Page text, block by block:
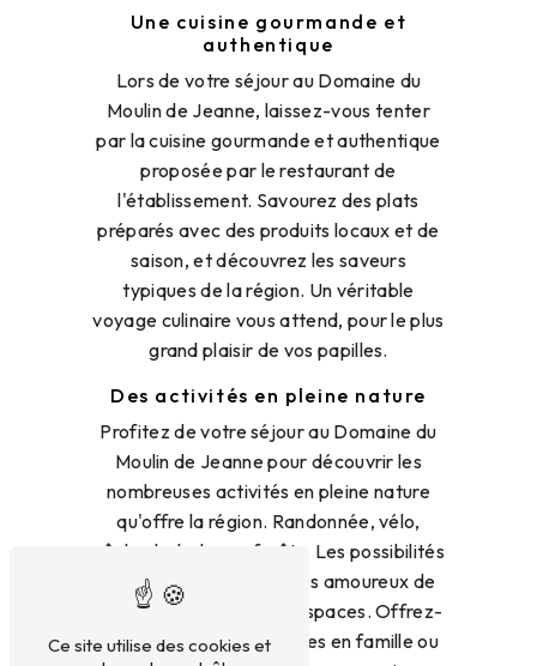
Une cuisine gourmande et
authentique
Lors de votre séjour au Domaine du
Moulin de Jeanne, laissez-vous tenter
par la cuisine gourmande et authentique
proposée par le restaurant de
l'établissement. Savourez des plats
préparés avec des produits locaux et de
saison, et découvrez les saveurs
typiques de la région. Un véritable
voyage culinaire vous attend, pour le plus
grand plaisir de vos papilles.
Des activités en pleine nature
Profitez de votre séjour au Domaine du
Moulin de Jeanne pour découvrir les
nombreuses activités en pleine nature
qu'offre la région. Randonnée, vélo,
pêche, balades en forêt... Les possibilités
sont nombreuses pour les amoureux de
la nature et des grands espaces. Offrez-
vous des moments uniques en famille ou
Ce site utilise des cookies et